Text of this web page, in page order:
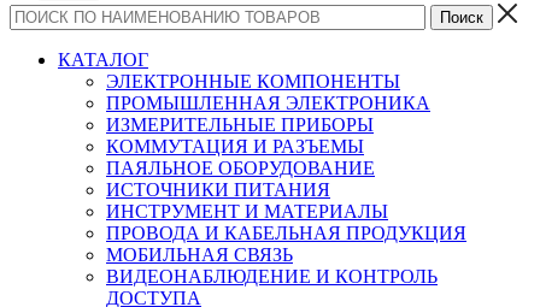
КАТАЛОГ
ЭЛЕКТРОННЫЕ КОМПОНЕНТЫ
ПРОМЫШЛЕННАЯ ЭЛЕКТРОНИКА
ИЗМЕРИТЕЛЬНЫЕ ПРИБОРЫ
КОММУТАЦИЯ И РАЗЪЕМЫ
ПАЯЛЬНОЕ ОБОРУДОВАНИЕ
ИСТОЧНИКИ ПИТАНИЯ
ИНСТРУМЕНТ И МАТЕРИАЛЫ
ПРОВОДА И КАБЕЛЬНАЯ ПРОДУКЦИЯ
МОБИЛЬНАЯ СВЯЗЬ
ВИДЕОНАБЛЮДЕНИЕ И КОНТРОЛЬ
ДОСТУПА